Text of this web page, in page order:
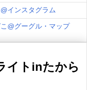
インスタグラム
@グーグル・マップ
イトinたから